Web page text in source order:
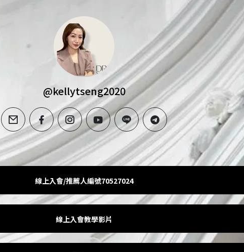
@kellytseng2020
email facebookinstagramyoutubeline telegram
線上入會/推薦人編號70527024
線上入會教學影片